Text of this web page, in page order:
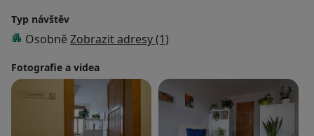
Typ návštěv
Osobně Zobrazit adresy (1)
Fotografie a videa